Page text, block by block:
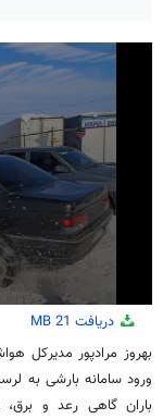
دریافت 21 MB
بهروز مرادپور مدیرکل
ورود سامانه بارشی به
باران گاهی رعد و